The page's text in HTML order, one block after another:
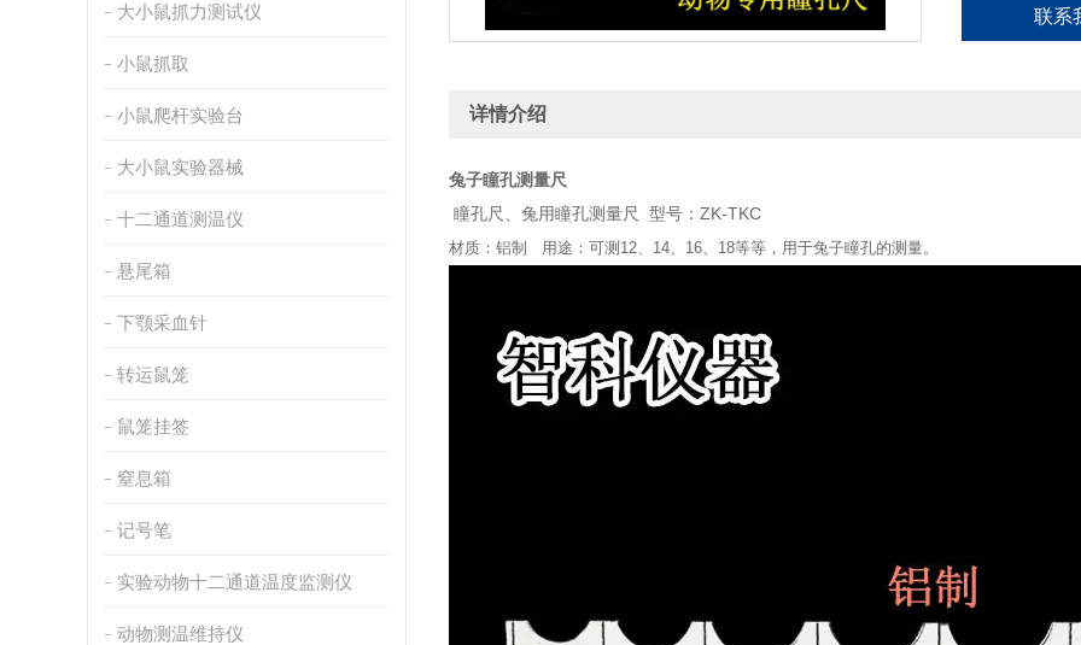
大小鼠抓力测试仪
小鼠抓取
小鼠爬杆实验台
大小鼠实验器械
十二通道测温仪
悬尾箱
下颚采血针
转运鼠笼
鼠笼挂签
窒息箱
记号笔
实验动物十二通道温度监测仪
动物测温维持仪
联系
详情介绍
兔子瞳孔测量尺
瞳孔尺、兔用瞳孔测量尺 型号：ZK-TKC
材质：铝制 用途：可测12、14、16、18等等，用于兔子瞳孔的测量。